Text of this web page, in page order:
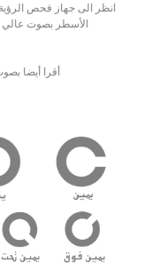
انظر الى جهاز فحص
أقرا أيضا بصوت عالي